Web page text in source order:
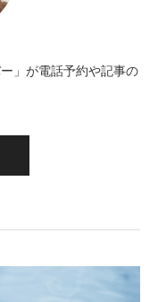
」が電話予約や記事の